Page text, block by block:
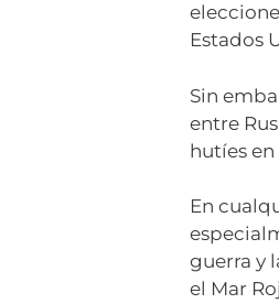
Estados
Sin
entre
hutíes en
En
guerra y
el Mar